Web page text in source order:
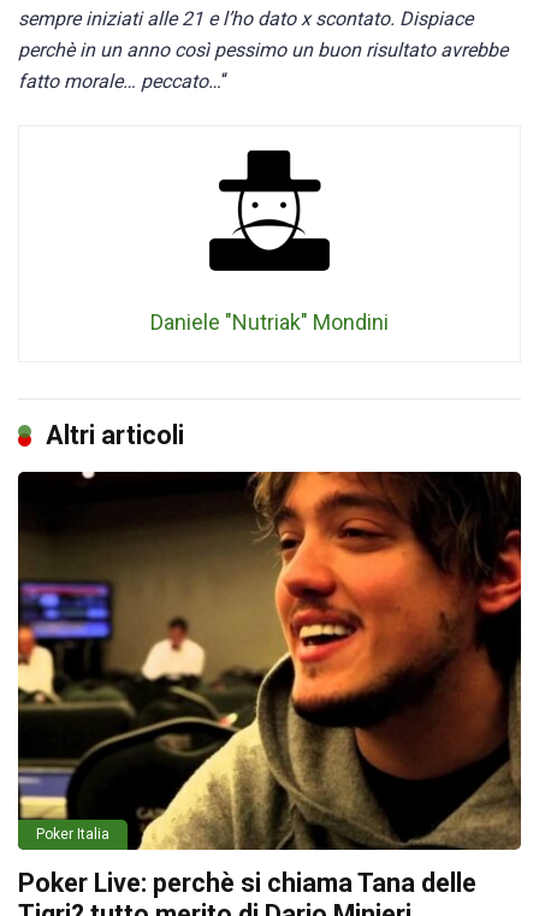
sempre iniziati alle 21 e l’ho dato x scontato. Dispiace
perchè in un anno così pessimo un buon risultato avrebbe
fatto morale… peccato…“
Daniele "Nutriak" Mondini
Altri articoli
Poker Italia
Poker Live: perchè si chiama Tana delle